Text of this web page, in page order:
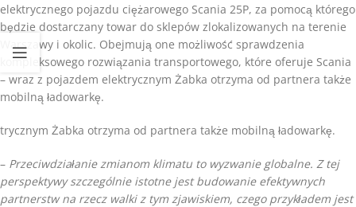
elektrycznego pojazdu ciężarowego Scania 25P, za pomocą którego
będzie dostarczany towar do sklepów zlokalizowanych na terenie
Warszawy i okolic. Obejmują one możliwość sprawdzenia
kompleksowego rozwiązania transportowego, które oferuje Scania
– wraz z pojazdem elektrycznym Żabka otrzyma od partnera także
mobilną ładowarkę.
trycznym Żabka otrzyma od partnera także mobilną ładowarkę.
– Przeciwdziałanie zmianom klimatu to wyzwanie globalne. Z tej
perspektywy szczególnie istotne jest budowanie efektywnych
partnerstw na rzecz walki z tym zjawiskiem, czego przykładem jest